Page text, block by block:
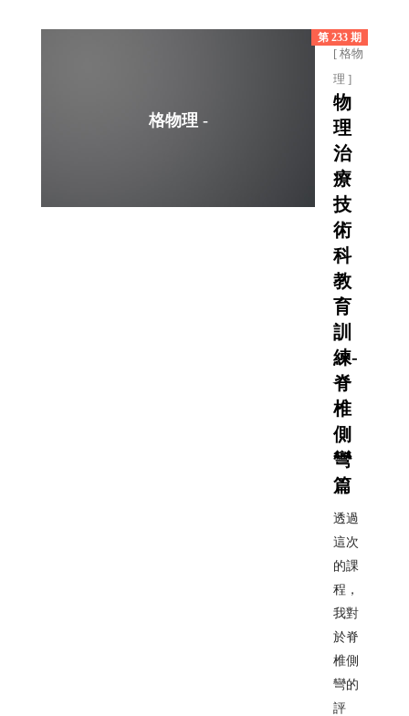
格物理 -
第 233 期
[ 格物
理 ]
物
理
治
療
技
術
科
教
育
訓
練-
脊
椎
側
彎
篇
透過
這次
的課
程，
我對
於脊
椎側
彎的
評